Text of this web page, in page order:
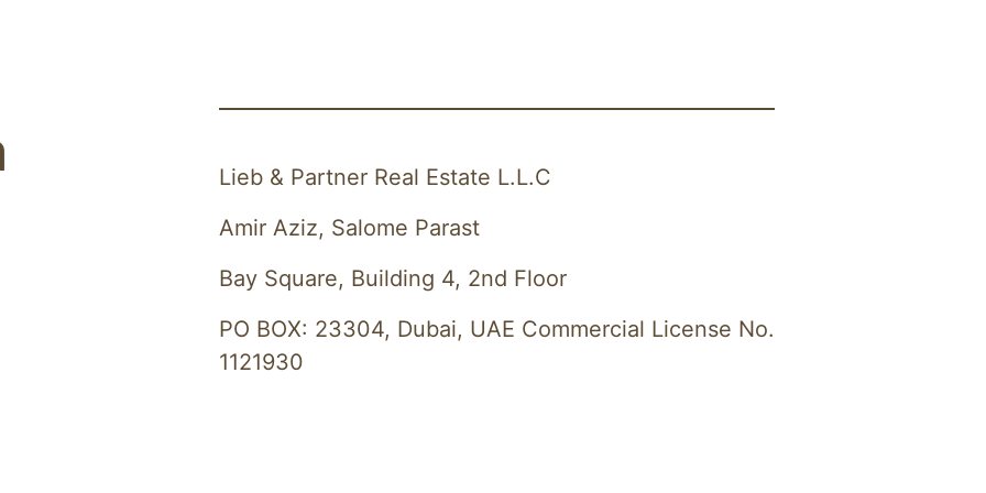
Lieb & Partner Real Estate L.L.C
Amir Aziz, Salome Parast
Bay Square, Building 4, 2nd Floor
PO BOX: 23304, Dubai, UAE Commercial License No.
1121930